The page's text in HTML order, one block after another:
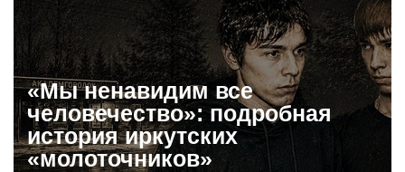
«Мы ненавидим все
человечество»: подробная
история иркутских
«молоточников»